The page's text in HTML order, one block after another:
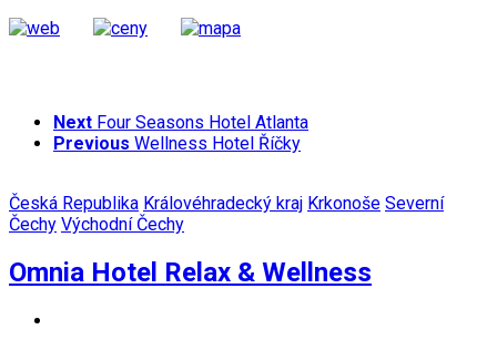
Next Four Seasons Hotel Atlanta
Previous Wellness Hotel Říčky
Česká Republika Královéhradecký kraj Krkonoše Severní
Čechy Východní Čechy
Omnia Hotel Relax & Wellness